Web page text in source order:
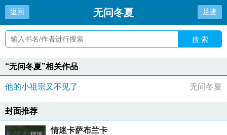
返回 无问冬夏 足迹
搜 索
“无问冬夏”相关作品
他的小祖宗又不见了 无问冬夏
封面推荐
情迷卡萨布兰卡